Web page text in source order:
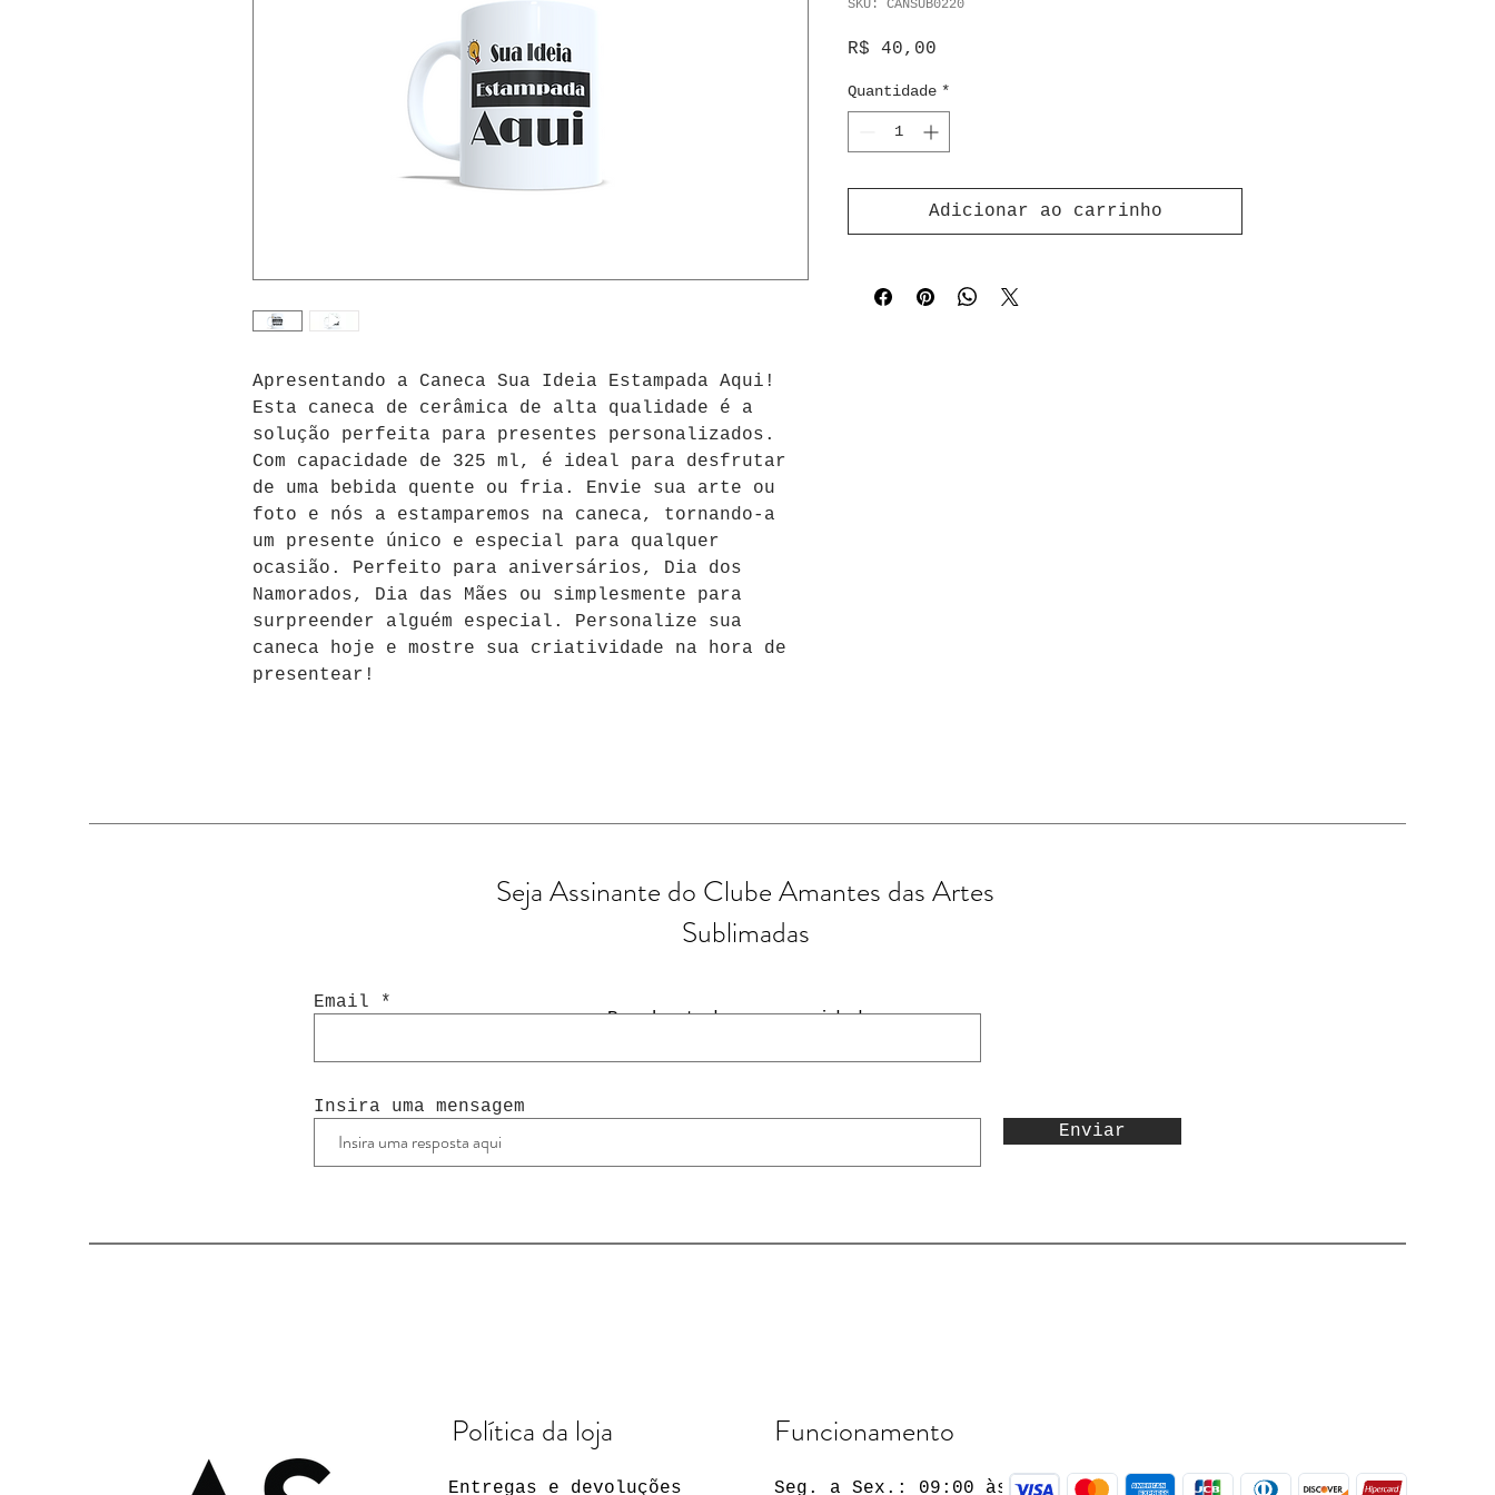
Apresentando a Caneca Sua Ideia Estampada Aqui!
Esta caneca de cerâmica de alta qualidade é a
solução perfeita para presentes personalizados.
Com capacidade de 325 ml, é ideal para desfrutar
de uma bebida quente ou fria. Envie sua arte ou
foto e nós a estamparemos na caneca, tornando-a
um presente único e especial para qualquer
ocasião. Perfeito para aniversários, Dia dos
Namorados, Dia das Mães ou simplesmente para
surpreender alguém especial. Personalize sua
caneca hoje e mostre sua criatividade na hora de
presentear!
SKU: CANSUB0220
R$ 40,00
Quantidade *
Adicionar ao carrinho
Seja Assinante do Clube Amantes das Artes
Sublimadas
Receba todas as novidades
Email
Insira uma mensagem
Enviar
Política da loja
Entregas e devoluções
Funcionamento
Seg. a Sex.: 09:00 às